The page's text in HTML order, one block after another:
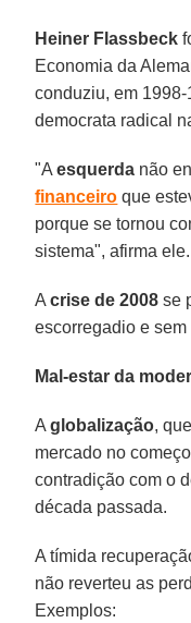
Heiner Flassbeck
Economia da
conduziu, em
democrata radical
"Aesquerda não
financeiro que
porque se tornou
sistema", afirma ele.
Acrise de 2008 se
escorregadio e
Mal-estar da
Aglobalização,
mercado no
contradição com o
década passada.
A tímida
não reverteu as
Exemplos: